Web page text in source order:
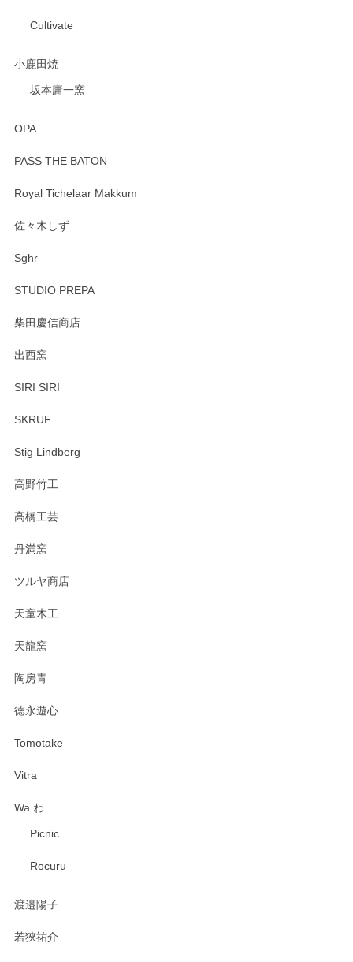
Cultivate
小鹿田焼
坂本庸一窯
OPA
PASS THE BATON
Royal Tichelaar Makkum
佐々木しず
Sghr
STUDIO PREPA
柴田慶信商店
出西窯
SIRI SIRI
SKRUF
Stig Lindberg
高野竹工
高橋工芸
丹満窯
ツルヤ商店
天童木工
天龍窯
陶房青
徳永遊心
Tomotake
Vitra
Wa わ
Picnic
Rocuru
渡邉陽子
若狹祐介